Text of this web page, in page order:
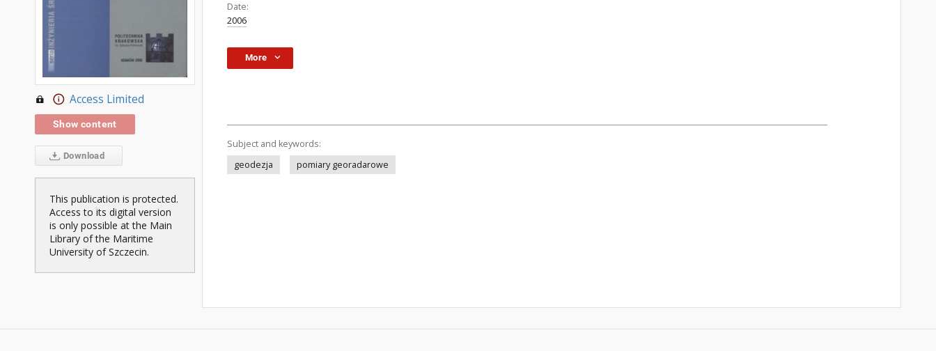
Access Limited
Show content
Download
This publication is protected.
Access to its digital version
is only possible at the Main
Library of the Maritime
University of Szczecin.
Date:
2006
More
Subject and keywords:
geodezja
pomiary georadarowe